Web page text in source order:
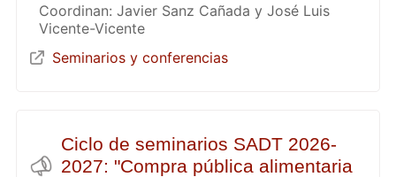
Coordinan: Javier Sanz Cañada y José Luis
Vicente-Vicente
Seminarios y conferencias
Ciclo de seminarios SADT 2026-
2027: "Compra pública alimentaria